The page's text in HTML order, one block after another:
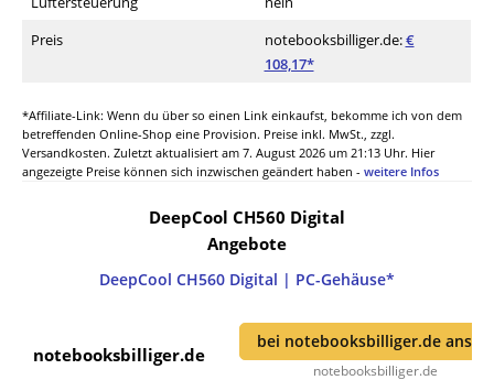
Preis
notebooksbilliger.de:€
108,17*
*Affiliate-Link: Wenn du über so einen Link einkaufst, bekomme ich von dem
betreffenden Online-Shop eine Provision. Preise inkl. MwSt., zzgl.
Versandkosten. Zuletzt aktualisiert am 7. August 2026 um 21:13 Uhr. Hier
angezeigte Preise können sich inzwischen geändert haben - weitere Infos
DeepCool CH560 Digital
Angebote
DeepCool CH560 Digital | PC-Gehäuse*
notebooksbilliger.de
bei notebooksbilliger.de
notebooksbilliger.de